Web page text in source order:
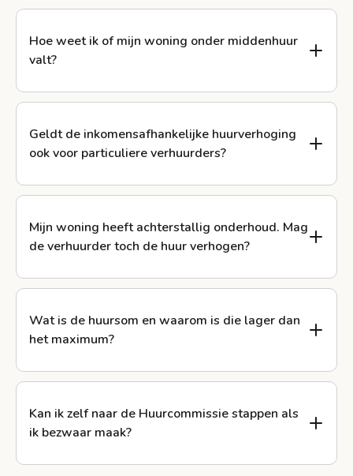
Hoe weet ik of mijn woning onder middenhuur
valt?
Geldt de inkomensafhankelijke huurverhoging
ook voor particuliere verhuurders?
Mijn woning heeft achterstallig onderhoud. Mag
de verhuurder toch de huur verhogen?
Wat is de huursom en waarom is die lager dan
het maximum?
Kan ik zelf naar de Huurcommissie stappen als
ik bezwaar maak?